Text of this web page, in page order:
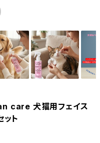
care 犬猫用フェイス
ト